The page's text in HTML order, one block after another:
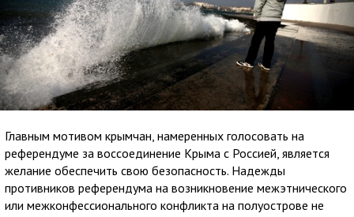
Главным мотивом крымчан, намеренных голосовать на
референдуме за воссоединение Крыма с Россией, является
желание обеспечить свою безопасность. Надежды
противников референдума на возникновение межэтнического
или межконфессионального конфликта на полуострове не